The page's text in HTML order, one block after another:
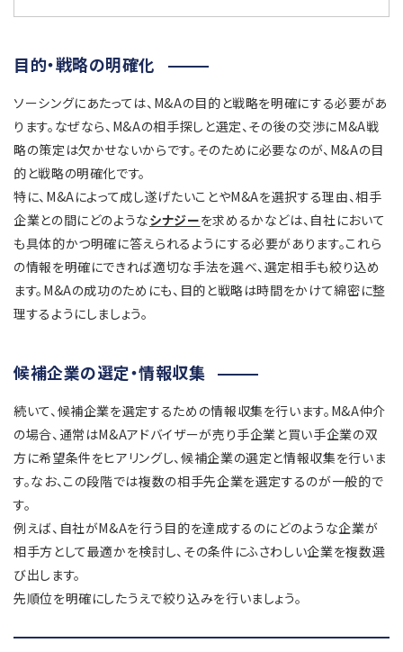
目的・戦略の明確化
ソーシングにあたっては、M&Aの目的と戦略を明確にする必要があ
ります。なぜなら、M&Aの相手探しと選定、その後の交渉にM&A戦
略の策定は欠かせないからです。そのために必要なのが、M&Aの目
的と戦略の明確化です。
特に、M&Aによって成し遂げたいことやM&Aを選択する理由、相手
企業との間にどのようなシナジーを求めるかなどは、自社において
も具体的かつ明確に答えられるようにする必要があります。これら
の情報を明確にできれば適切な手法を選べ、選定相手も絞り込め
ます。M&Aの成功のためにも、目的と戦略は時間をかけて綿密に整
理するようにしましょう。
候補企業の選定・情報収集
続いて、候補企業を選定するための情報収集を行います。M&A仲介
の場合、通常はM&Aアドバイザーが売り手企業と買い手企業の双
方に希望条件をヒアリングし、候補企業の選定と情報収集を行いま
す。なお、この段階では複数の相手先企業を選定するのが一般的で
す。
例えば、自社がM&Aを行う目的を達成するのにどのような企業が
相手方として最適かを検討し、その条件にふさわしい企業を複数選
び出します。
先順位を明確にしたうえで絞り込みを行いましょう。